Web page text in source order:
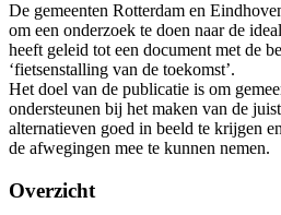
De gemeenten Rotterdam en
om een onderzoek te doen naar de
heeft geleid tot een document met de
‘fietsenstalling van de toekomst’.
Het doel van de publicatie is om
ondersteunen bij het maken van de
alternatieven goed in beeld te krijgen
de afwegingen mee te kunnen nemen.
Overzicht